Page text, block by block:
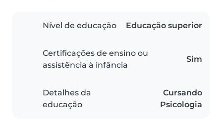
Nível de educação Educação superior
Certificações de ensino ou
assistência à infância
Sim
Detalhes da
educação
Cursando
Psicologia